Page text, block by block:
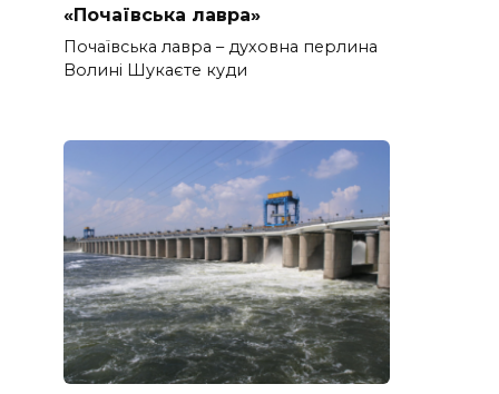
«Почаївська лавра»
Почаївська лавра – духовна перлина
Волині Шукаєте куди